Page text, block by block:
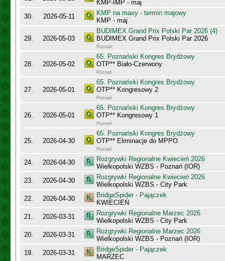
KMP-IMP - maj
30.
2026-05-11
KMP na maxy - termin majowy
KMP - maj
29. 2026-05-03
BUDIMEX Grand Prix Polski Par 2026 (4)
BUDIMEX Grand Prix Polski Par 2026
Poznań
28. 2026-05-02
65. Poznański Kongres Brydżowy
OTP** Biało-Czerwony
Poznań
27. 2026-05-01
65. Poznański Kongres Brydżowy
OTP** Kongresowy 2
Poznań
26. 2026-05-01
65. Poznański Kongres Brydżowy
OTP** Kongresowy 1
Poznań
25. 2026-04-30
65. Poznański Kongres Brydżowy
OTP** Eliminacje do MPPO
Poznań
24. 2026-04-30
Rozgrywki Regionalne Kwiecień 2026
Wielkopolski WZBS - Poznań (IOR)
23.
2026-04-30
Rozgrywki Regionalne Kwiecień 2026
Wielkopolski WZBS - City Park
22.
2026-04-30
BridgeSpider - Pajączek
KWIECIEŃ
21.
2026-03-31
Rozgrywki Regionalne Marzec 2026
Wielkopolski WZBS - City Park
20.
2026-03-31
Rozgrywki Regionalne Marzec 2026
Wielkopolski WZBS - Poznań (IOR)
19.
2026-03-31
BridgeSpider - Pajączek
MARZEC